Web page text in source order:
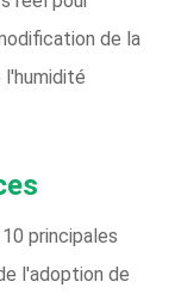
de la
principales
l'adoption de